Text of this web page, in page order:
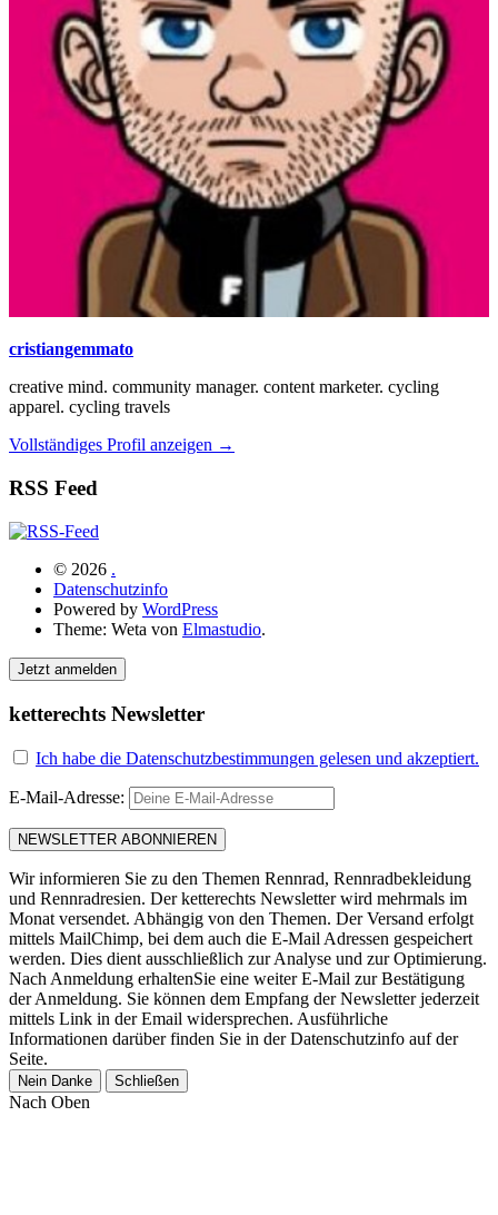
cristiangemmato
creative mind. community manager. content marketer. cycling
apparel. cycling travels
Vollständiges Profil anzeigen →
RSS Feed
© 2026 .
Datenschutzinfo
Powered by WordPress
Theme: Weta von Elmastudio.
Jetzt anmelden
ketterechts Newsletter
Ich habe die Datenschutzbestimmungen gelesen und akzeptiert.
E-Mail-Adresse:
Wir informieren Sie zu den Themen Rennrad, Rennradbekleidung
und Rennradresien. Der ketterechts Newsletter wird mehrmals im
Monat versendet. Abhängig von den Themen. Der Versand erfolgt
mittels MailChimp, bei dem auch die E-Mail Adressen gespeichert
werden. Dies dient ausschließlich zur Analyse und zur Optimierung.
Nach Anmeldung erhaltenSie eine weiter E-Mail zur Bestätigung
der Anmeldung. Sie können dem Empfang der Newsletter jederzeit
mittels Link in der Email widersprechen. Ausführliche
Informationen darüber finden Sie in der Datenschutzinfo auf der
Seite.
Nein Danke Schließen
Nach Oben